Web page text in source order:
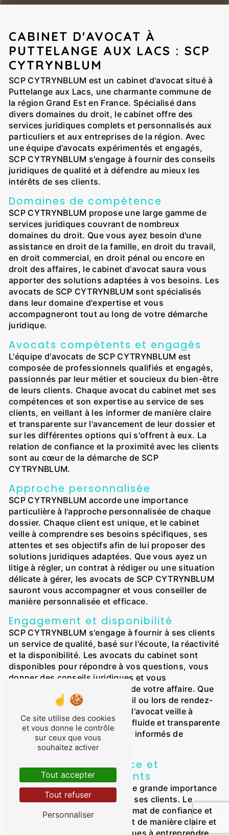
CABINET D'AVOCAT À
PUTTELANGE AUX LACS : SCP
CYTRYNBLUM
SCP CYTRYNBLUM est un cabinet d'avocat situé à
Puttelange aux Lacs, une charmante commune de
la région Grand Est en France. Spécialisé dans
divers domaines du droit, le cabinet offre des
services juridiques complets et personnalisés aux
particuliers et aux entreprises de la région. Avec
une équipe d'avocats expérimentés et engagés,
SCP CYTRYNBLUM s'engage à fournir des conseils
juridiques de qualité et à défendre au mieux les
intérêts de ses clients.
Domaines de compétence
SCP CYTRYNBLUM propose une large gamme de
services juridiques couvrant de nombreux
domaines du droit. Que vous ayez besoin d'une
assistance en droit de la famille, en droit du travail,
en droit commercial, en droit pénal ou encore en
droit des affaires, le cabinet d'avocat saura vous
apporter des solutions adaptées à vos besoins. Les
avocats de SCP CYTRYNBLUM sont spécialisés
dans leur domaine d'expertise et vous
accompagneront tout au long de votre démarche
juridique.
Avocats compétents et engagés
L'équipe d'avocats de SCP CYTRYNBLUM est
composée de professionnels qualifiés et engagés,
passionnés par leur métier et soucieux du bien-être
de leurs clients. Chaque avocat du cabinet met ses
compétences et son expertise au service de ses
clients, en veillant à les informer de manière claire
et transparente sur l'avancement de leur dossier et
sur les différentes options qui s'offrent à eux. La
relation de confiance et la proximité avec les clients
sont au cœur de la démarche de SCP
CYTRYNBLUM.
Approche personnalisée
SCP CYTRYNBLUM accorde une importance
particulière à l'approche personnalisée de chaque
dossier. Chaque client est unique, et le cabinet
veille à comprendre ses besoins spécifiques, ses
attentes et ses objectifs afin de lui proposer des
solutions juridiques adaptées. Que vous ayez un
litige à régler, un contrat à rédiger ou une situation
délicate à gérer, les avocats de SCP CYTRYNBLUM
sauront vous accompagner et vous conseiller de
manière personnalisée et efficace.
Engagement et disponibilité
SCP CYTRYNBLUM s'engage à fournir à ses clients
un service de qualité, basé sur l'écoute, la réactivité
et la disponibilité. Les avocats du cabinet sont
disponibles pour répondre à vos questions, vous
donner des conseils juridiques et vous
accompagner à chaque étape de votre affaire. Que
ce soit par téléphone, par email ou lors de rendez-
vous en personne, le cabinet d'avocat veille à
maintenir une communication fluide et transparente
avec ses clients, pour les tenir informés de
l'évolution de leur dossier.
Relations de confiance et
honoraires transparents
SCP CYTRYNBLUM attache une grande importance
à la relation de confiance avec ses clients. Le
cabinet veille à instaurer un climat de confiance et
de transparence, en expliquant de manière claire et
détaillée les démarches juridiques à entreprendre,
Ce site utilise des cookies
et vous donne le contrôle
sur ceux que vous
souhaitez activer
Tout accepter
Tout refuser
Personnaliser